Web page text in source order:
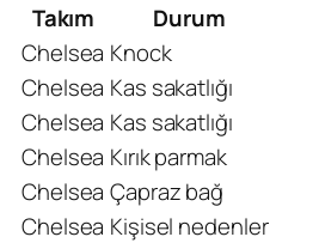
Takım
Durum
Chelsea Knock
Chelsea Kas sakatlığı
Chelsea Kas sakatlığı
Chelsea Kırık parmak
Chelsea Çapraz bağ
Chelsea Kişisel nedenler